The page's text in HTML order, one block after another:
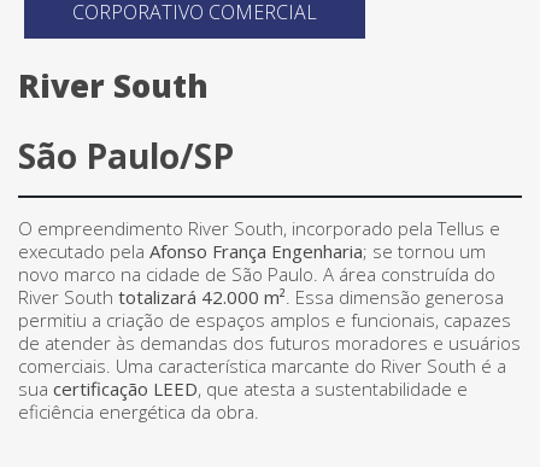
CORPORATIVO COMERCIAL
River South
São Paulo/SP
O empreendimento River South, incorporado pela Tellus e
executado pela Afonso França Engenharia; se tornou um
novo marco na cidade de São Paulo. A área construída do
River South totalizará 42.000 m². Essa dimensão generosa
permitiu a criação de espaços amplos e funcionais, capazes
de atender às demandas dos futuros moradores e usuários
comerciais. Uma característica marcante do River South é a
sua certificação LEED, que atesta a sustentabilidade e
eficiência energética da obra.